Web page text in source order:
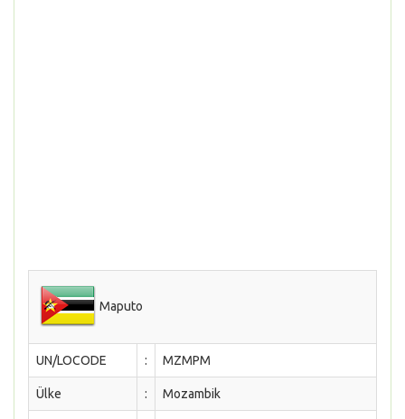
Maputo
UN/LOCODE : MZMPM
Ülke : Mozambik